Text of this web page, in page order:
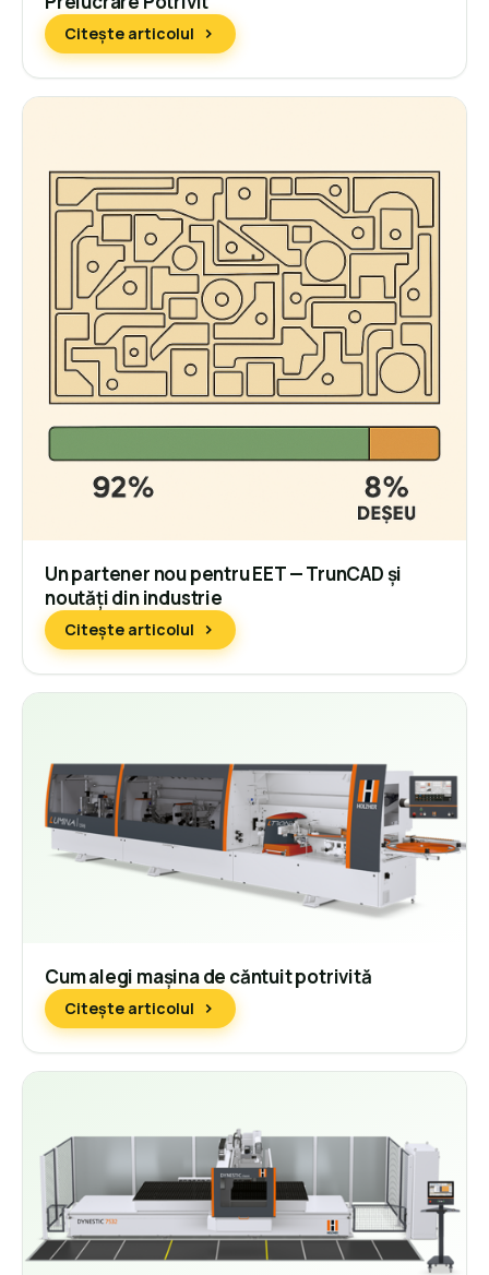
Citește articolul
Un partener nou pentru EET — TrunCAD și
noutăți din industrie
Citește articolul
Cum alegi mașina de căntuit potrivită
Citește articolul